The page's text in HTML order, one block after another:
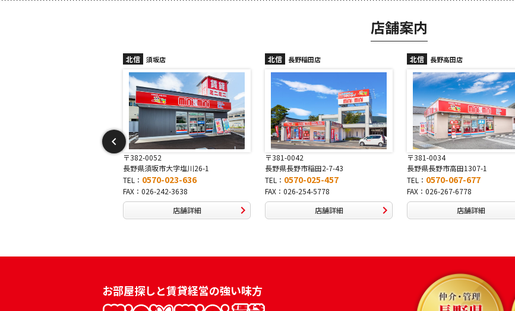
店舗案内
北信 長野稲田店
〒381-0042
長野県長野市稲田2-7-43
TEL： 0570-025-457
FAX：026-254-5778
店舗詳細
北信 長野高田店
〒381-0034
長野県長野市高田1307-1
TEL： 0570-067-677
FAX：026-267-6778
店舗詳細
北信 長野駅前店
〒380-0822
長野県長野市大字鶴賀南千歳町826
TEL： 0570-069-991
FAX：026-269-9992
店舗詳細
お部屋探しと賃貸経営の強い味方